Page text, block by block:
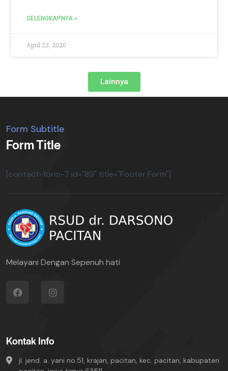
SELENGKAPNYA »
April 23, 2020
Lainnya
Form Subtitle
Form Title
[contact-form-7 id="89" title="Footer Form"]
Melayani Dengan Sepenuh hati
Kontak Info
jl. jend. a. yani no.51, krajan, pacitan, kec. pacitan, kabupaten